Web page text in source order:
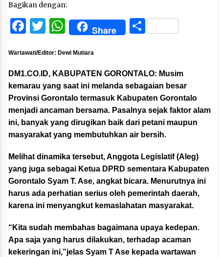
Bagikan dengan:
Facebook
Twitter
WhatsApp
Share Share
Wartawati/Editor: Dewi Mutiara
DM1.CO.ID, KABUPATEN GORONTALO: Musim
kemarau yang saat ini melanda sebagaian besar
Provinsi Gorontalo termasuk Kabupaten Gorontalo
menjadi ancaman bersama. Pasalnya sejak faktor alam
ini, banyak yang dirugikan baik dari petani maupun
masyarakat yang membutuhkan air bersih.
Melihat dinamika tersebut, Anggota Legislatif (Aleg)
yang juga sebagai Ketua DPRD sementara Kabupaten
Gorontalo Syam T. Ase, angkat bicara. Menurutnya ini
harus ada perhatian serius oleh pemerintah daerah,
karena ini menyangkut kemaslahatan masyarakat.
“Kita sudah membahas bagaimana upaya kedepan.
Apa saja yang harus dilakukan, terhadap acaman
kekeringan ini,”jelas Syam T Ase kepada wartawan